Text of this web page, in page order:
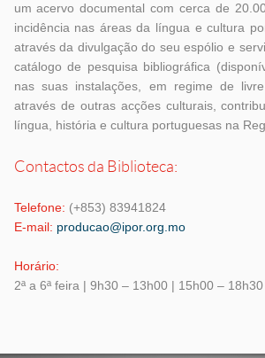
um acervo documental com cerca de
incidência nas áreas da língua e cultura
através da divulgação do seu espólio e
catálogo de pesquisa bibliográfica
nas suas instalações, em regime de
através de outras acções culturais,
língua, história e cultura portuguesas na
Contactos da Biblioteca:
Telefone: (+853) 83941824
E-mail: producao@ipor.org.mo
Horário:
2ª a 6ª feira | 9h30 – 13h00 | 15h00 – 18h30